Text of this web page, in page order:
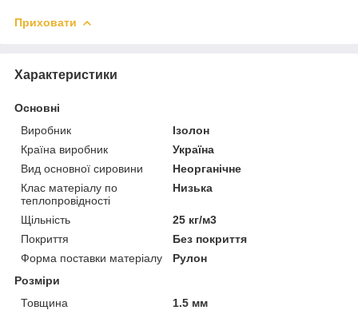
Приховати
Характеристики
Основні
Виробник
Ізолон
Країна виробник
Україна
Вид основної сировини
Неорганічне
Клас матеріалу по
теплопровідності
Низька
Щільність
25 кг/м3
Покриття
Без покриття
Форма поставки матеріалу
Рулон
Розміри
Товщина
1.5 мм